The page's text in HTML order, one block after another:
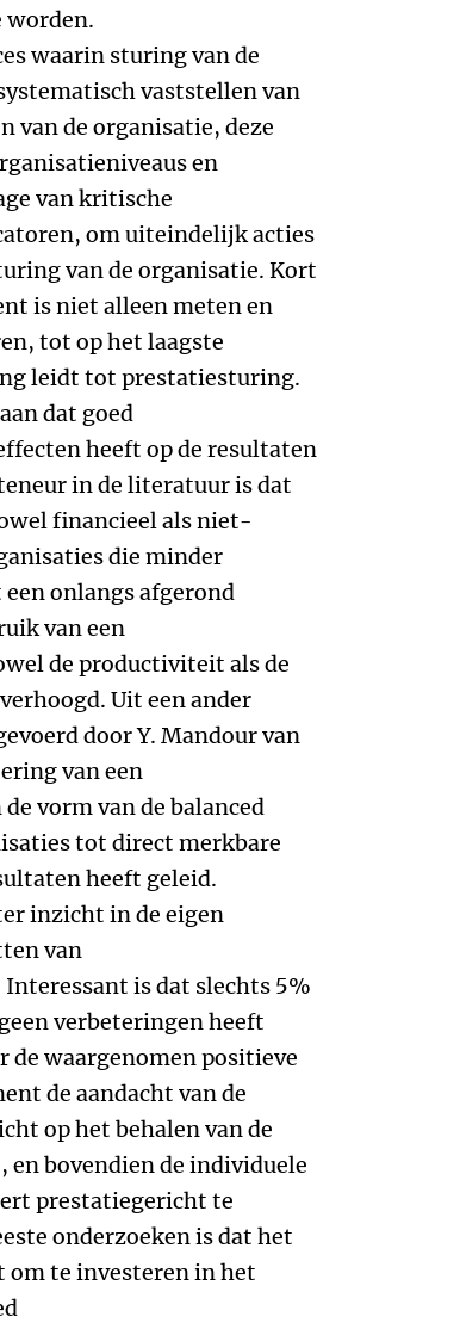
waarin sturing van de
vaststellen van
van de organisatie, deze
en
van kritische
om uiteindelijk acties
van de organisatie. Kort
is niet alleen meten en
tot op het laagste
leidt tot prestatiesturing.
dat goed
heeft op de resultaten
in de literatuur is dat
financieel als niet-
die minder
onlangs afgerond
van een
de productiviteit als de
Uit een ander
door Y. Mandour van
van een
vorm van de balanced
tot direct merkbare
heeft geleid.
inzicht in de eigen
van
is dat slechts 5%
verbeteringen heeft
de waargenomen positieve
de aandacht van de
op het behalen van de
bovendien de individuele
prestatiegericht te
onderzoeken is dat het
om te investeren in het